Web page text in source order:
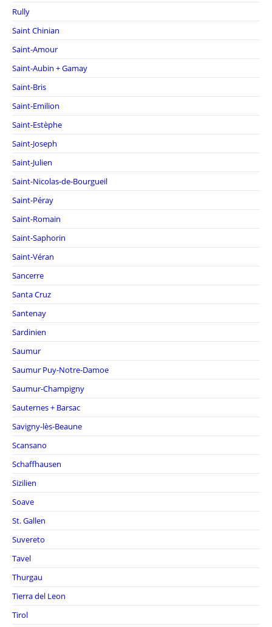
Rully
Saint Chinian
Saint-Amour
Saint-Aubin + Gamay
Saint-Bris
Saint-Emilion
Saint-Estèphe
Saint-Joseph
Saint-Julien
Saint-Nicolas-de-Bourgueil
Saint-Péray
Saint-Romain
Saint-Saphorin
Saint-Véran
Sancerre
Santa Cruz
Santenay
Sardinien
Saumur
Saumur Puy-Notre-Damoe
Saumur-Champigny
Sauternes + Barsac
Savigny-lès-Beaune
Scansano
Schaffhausen
Sizilien
Soave
St. Gallen
Suvereto
Tavel
Thurgau
Tierra del Leon
Tirol